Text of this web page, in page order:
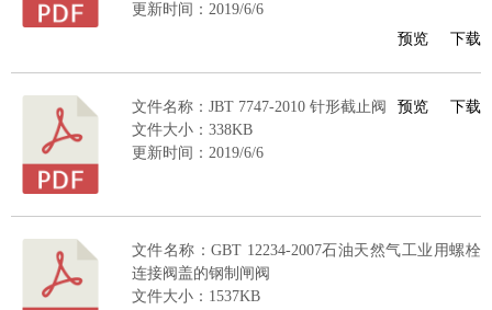
更新时间：2019/6/6
预览
下载
文件名称：JBT 7747-2010 针形截止阀
文件大小：338KB
更新时间：2019/6/6
预览 下载
文件名称：GBT 12234-2007石油天然气工业用螺栓
连接阀盖的钢制闸阀
文件大小：1537KB